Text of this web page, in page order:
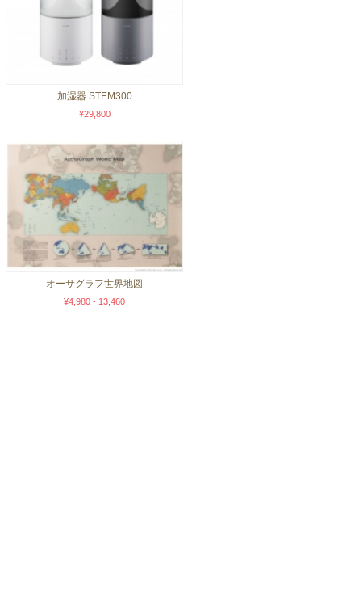
加湿器 STEM300
¥29,800
オーサグラフ世界地図
¥4,980 - 13,460